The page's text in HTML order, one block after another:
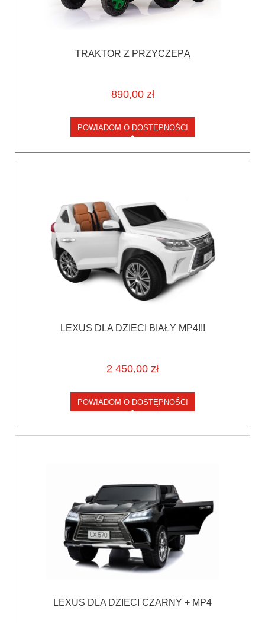
TRAKTOR Z PRZYCZEPĄ
890,00 zł
POWIADOM O DOSTĘPNOŚCI
LEXUS DLA DZIECI BIAŁY MP4!!!
2 450,00 zł
POWIADOM O DOSTĘPNOŚCI
LEXUS DLA DZIECI CZARNY + MP4